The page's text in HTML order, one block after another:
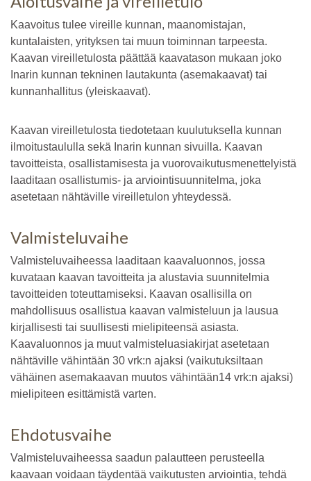
Kaavoitus tulee vireille kunnan, maanomistajan,
kuntalaisten, yrityksen tai muun toiminnan tarpeesta.
Kaavan vireilletulosta päättää kaavatason mukaan joko
Inarin kunnan tekninen lautakunta (asemakaavat) tai
kunnanhallitus (yleiskaavat).
Kaavan vireilletulosta tiedotetaan kuulutuksella kunnan
ilmoitustaululla sekä Inarin kunnan sivuilla. Kaavan
tavoitteista, osallistamisesta ja vuorovaikutusmenettelyistä
laaditaan osallistumis- ja arviointisuunnitelma, joka
asetetaan nähtäville vireilletulon yhteydessä.
Valmisteluvaihe
Valmisteluvaiheessa laaditaan kaavaluonnos, jossa
kuvataan kaavan tavoitteita ja alustavia suunnitelmia
tavoitteiden toteuttamiseksi. Kaavan osallisilla on
mahdollisuus osallistua kaavan valmisteluun ja lausua
kirjallisesti tai suullisesti mielipiteensä asiasta.
Kaavaluonnos ja muut valmisteluasiakirjat asetetaan
nähtäville vähintään 30 vrk:n ajaksi (vaikutuksiltaan
vähäinen asemakaavan muutos vähintään14 vrk:n ajaksi)
mielipiteen esittämistä varten.
Ehdotusvaihe
Valmisteluvaiheessa saadun palautteen perusteella
kaavaan voidaan täydentää vaikutusten arviointia, tehdä